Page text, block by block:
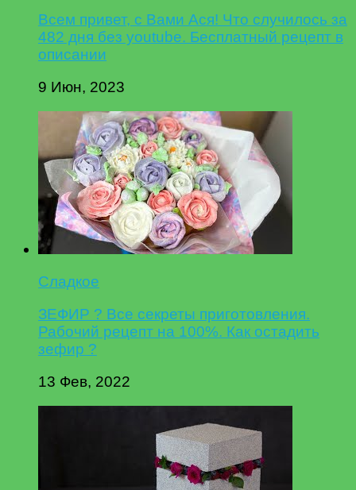
Всем привет, с Вами Ася! Что случилось за
482 дня без youtube. Бесплатный рецепт в
описании
9 Июн, 2023
Сладкое
ЗЕФИР ? Все секреты приготовления.
Рабочий рецепт на 100%. Как остадить
зефир ?
13 Фев, 2022